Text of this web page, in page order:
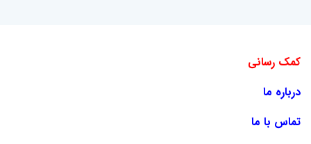
کمک رسانی
درباره ما
تماس با ما